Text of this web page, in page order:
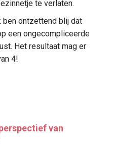
te verlaten.
ben ontzettend blij dat
een ongecompliceerde
Het resultaat mag er
4!
van